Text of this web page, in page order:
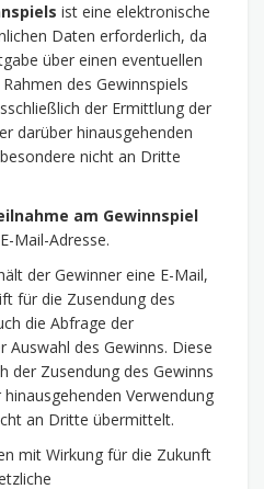
ist eine elektronische
Daten erforderlich, da
über einen eventuellen
des Gewinnspiels
der Ermittlung der
darüber hinausgehenden
nicht an Dritte
am Gewinnspiel
Mail-Adresse.
der Gewinner eine E-Mail,
für die Zusendung des
die Abfrage der
des Gewinns. Diese
der Zusendung des Gewinns
Verwendung
an Dritte übermittelt.
mit Wirkung für die Zukunft